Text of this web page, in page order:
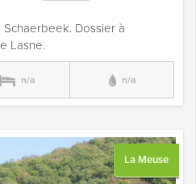
Dossier à
Lasne.
n/a n/a
La Meuse